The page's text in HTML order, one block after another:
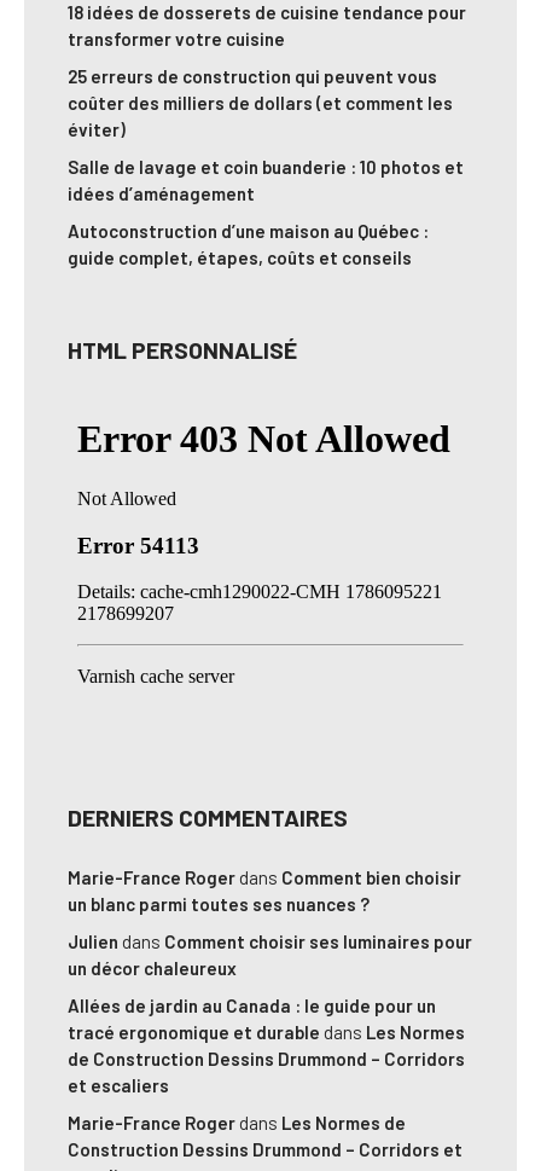
18 idées de dosserets de cuisine tendance pour
transformer votre cuisine
25 erreurs de construction qui peuvent vous
coûter des milliers de dollars (et comment les
éviter)
Salle de lavage et coin buanderie : 10 photos et
idées d’aménagement
Autoconstruction d’une maison au Québec :
guide complet, étapes, coûts et conseils
HTML PERSONNALISÉ
DERNIERS COMMENTAIRES
Marie-France Roger dans Comment bien choisir
un blanc parmi toutes ses nuances ?
Julien dans Comment choisir ses luminaires pour
un décor chaleureux
Allées de jardin au Canada : le guide pour un
tracé ergonomique et durable dans Les Normes
de Construction Dessins Drummond – Corridors
et escaliers
Marie-France Roger dans Les Normes de
Construction Dessins Drummond – Corridors et